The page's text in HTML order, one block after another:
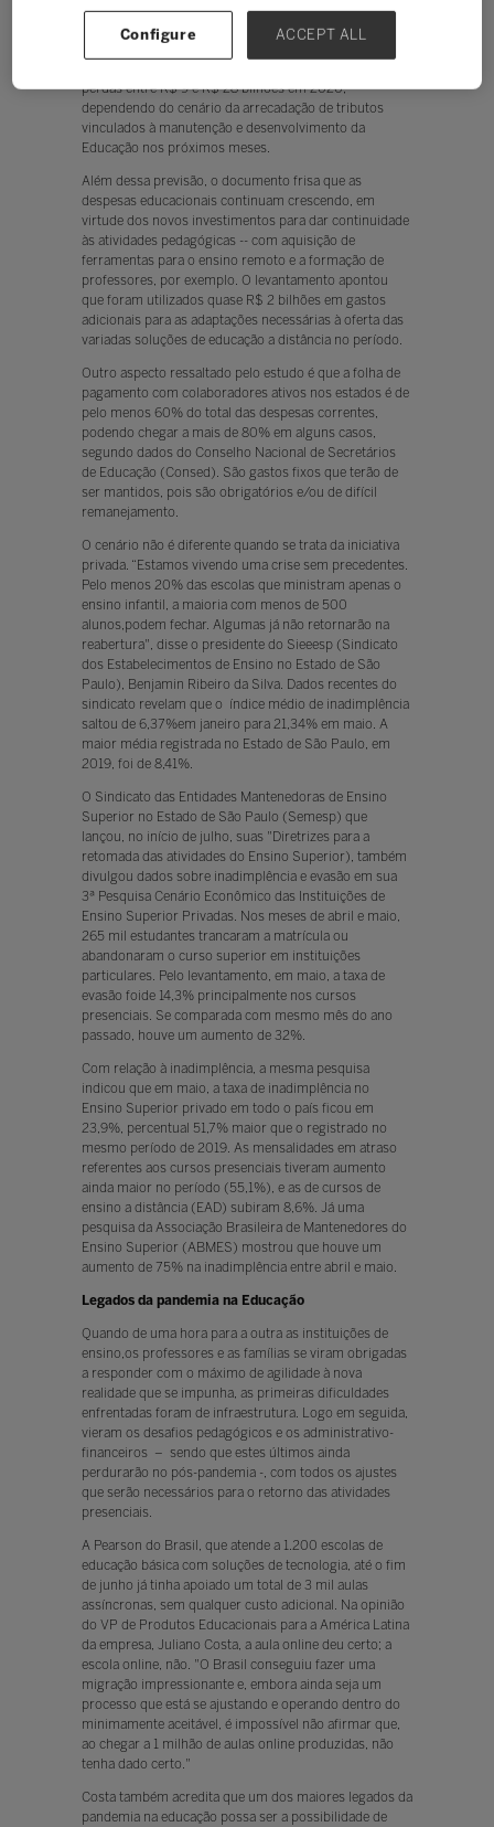
Um estudo realizado pelo Instituto Unibanco sobre os
impactos econômicos da pandemia do novo
coronavírus no setor educacional brasileiro revelou que
perdas entre R$ 9 e R$ 28 bilhões em 2020,
dependendo do cenário da arrecadação de tributos
vinculados à manutenção e desenvolvimento da
Educação nos próximos meses.
Além dessa previsão, o documento frisa que as
despesas educacionais continuam crescendo, em
virtude dos novos investimentos para dar continuidade
às atividades pedagógicas -- com aquisição de
ferramentas para o ensino remoto e a formação de
professores, por exemplo. O levantamento apontou
que foram utilizados quase R$ 2 bilhões em gastos
adicionais para as adaptações necessárias à oferta das
variadas soluções de educação a distância no período.
Outro aspecto ressaltado pelo estudo é que a folha de
pagamento com colaboradores ativos nos estados é de
pelo menos 60% do total das despesas correntes,
podendo chegar a mais de 80% em alguns casos,
segundo dados do Conselho Nacional de Secretários
de Educação (Consed). São gastos fixos que terão de
ser mantidos, pois são obrigatórios e/ou de difícil
remanejamento.
O cenário não é diferente quando se trata da iniciativa
privada. “Estamos vivendo uma crise sem precedentes.
Pelo menos 20% das escolas que ministram apenas o
ensino infantil, a maioria com menos de 500
alunos,podem fechar. Algumas já não retornarão na
reabertura", disse o presidente do Sieeesp (Sindicato
dos Estabelecimentos de Ensino no Estado de São
Paulo), Benjamin Ribeiro da Silva. Dados recentes do
sindicato revelam que o índice médio de inadimplência
saltou de 6,37%em janeiro para 21,34% em maio. A
maior média registrada no Estado de São Paulo, em
2019, foi de 8,41%.
O Sindicato das Entidades Mantenedoras de Ensino
Superior no Estado de São Paulo (Semesp) que
lançou, no início de julho, suas "Diretrizes para a
retomada das atividades do Ensino Superior), também
divulgou dados sobre inadimplência e evasão em sua
3ª Pesquisa Cenário Econômico das Instituições de
Ensino Superior Privadas. Nos meses de abril e maio,
265 mil estudantes trancaram a matrícula ou
abandonaram o curso superior em instituições
particulares. Pelo levantamento, em maio, a taxa de
evasão foide 14,3% principalmente nos cursos
presenciais. Se comparada com mesmo mês do ano
passado, houve um aumento de 32%.
Com relação à inadimplência, a mesma pesquisa
indicou que em maio, a taxa de inadimplência no
Ensino Superior privado em todo o país ficou em
23,9%, percentual 51,7% maior que o registrado no
mesmo período de 2019. As mensalidades em atraso
referentes aos cursos presenciais tiveram aumento
ainda maior no período (55,1%), e as de cursos de
ensino a distância (EAD) subiram 8,6%. Já uma
pesquisa da Associação Brasileira de Mantenedores do
Ensino Superior (ABMES) mostrou que houve um
aumento de 75% na inadimplência entre abril e maio.
Legados da pandemia na Educação
Quando de uma hora para a outra as instituições de
ensino,os professores e as famílias se viram obrigadas
a responder com o máximo de agilidade à nova
realidade que se impunha, as primeiras dificuldades
enfrentadas foram de infraestrutura. Logo em seguida,
vieram os desafios pedagógicos e os administrativo-
financeiros – sendo que estes últimos ainda
perdurarão no pós-pandemia -, com todos os ajustes
que serão necessários para o retorno das atividades
presenciais.
A Pearson do Brasil, que atende a 1.200 escolas de
educação básica com soluções de tecnologia, até o fim
de junho já tinha apoiado um total de 3 mil aulas
assíncronas, sem qualquer custo adicional. Na opinião
do VP de Produtos Educacionais para a América Latina
da empresa, Juliano Costa, a aula online deu certo; a
escola online, não. "O Brasil conseguiu fazer uma
migração impressionante e, embora ainda seja um
processo que está se ajustando e operando dentro do
minimamente aceitável, é impossível não afirmar que,
ao chegar a 1 milhão de aulas online produzidas, não
tenha dado certo."
Costa também acredita que um dos maiores legados da
pandemia na educação possa ser a possibilidade de
Configure ACCEPT ALL